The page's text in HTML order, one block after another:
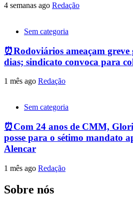
4 semanas ago Redação
Sem categoria
⏰Rodoviários ameaçam
dias; sindicato convoca para
1 mês ago Redação
Sem categoria
⏰Com 24 anos de CMM,
posse para o sétimo mandato
Alencar
1 mês ago Redação
Sobre nós